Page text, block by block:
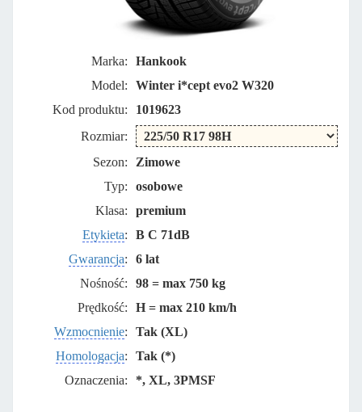
Marka:
Hankook
Model:
Winter i*cept evo2 W320
Kod produktu:
1019623
Rozmiar:
Sezon:
Zimowe
Typ:
osobowe
Klasa:
premium
Etykieta:
B C 71dB
Gwarancja:
6 lat
Nośność:
98 = max 750 kg
Prędkość:
H = max 210 km/h
Wzmocnienie:
Tak (XL)
Homologacja:
Tak (*)
Oznaczenia:
*, XL, 3PMSF